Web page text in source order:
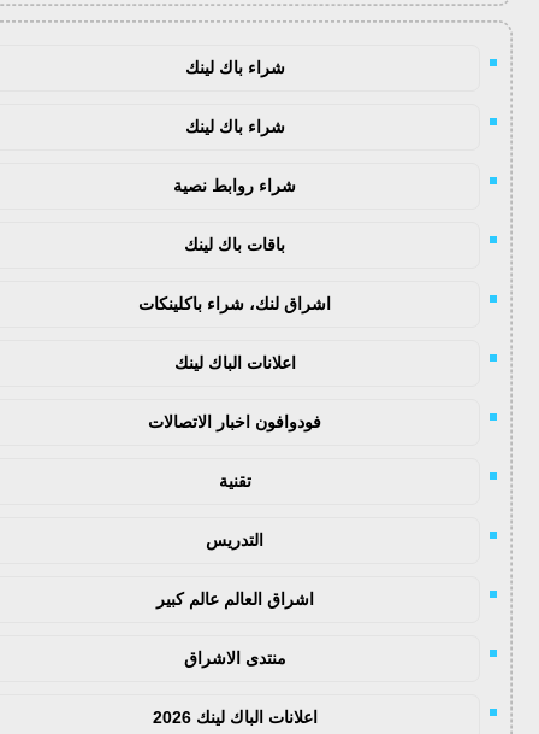
شراء باك لينك
شراء باك لينك
شراء روابط نصية
باقات باك لينك
اشراق لنك، شراء باكلينكات
اعلانات الباك لينك
فودوافون اخبار الاتصالات
تقنية
التدريس
اشراق العالم عالم كبير
منتدى الاشراق
اعلانات الباك لينك 2026